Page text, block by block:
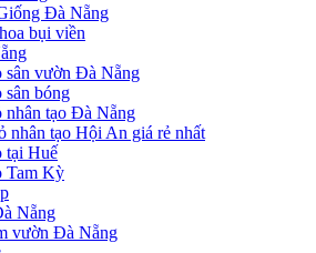
Đà Nẵng
bụi viền
sân vườn Đà Nẵng
sân bóng
nhân tạo Đà Nẵng
nhân tạo Hội An giá rẻ nhất
tại Huế
Tam Kỳ
Nẵng
vườn Đà Nẵng